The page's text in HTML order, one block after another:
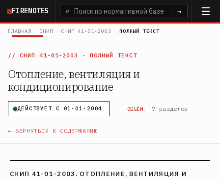
Перейти
основному
FIRENOTES ⌕ →
ГЛАВНАЯ › СНИП › СНИП 41-01-2003 › ПОЛНЫЙ ТЕКСТ
СНИП 41-01-2003 · ПОЛНЫЙ ТЕКСТ
Отопление, вентиляция и
кондиционирование
ДЕЙСТВУЕТ С 01·01·2004 · ОБЪЁМ: 7 разделов
← ВЕРНУТЬСЯ К СОДЕРЖАНИЮ
СНИП 41-01-2003. ОТОПЛЕНИЕ, ВЕНТИЛЯЦИЯ И